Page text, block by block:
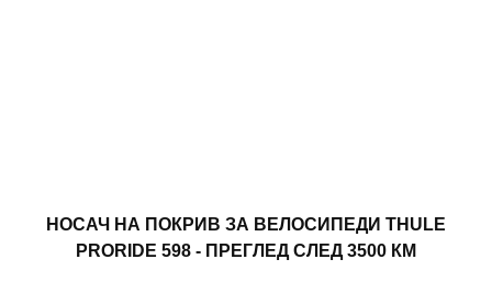
НОСАЧ НА ПОКРИВ ЗА ВЕЛОСИПЕДИ THULE
PRORIDE 598 - ПРЕГЛЕД СЛЕД 3500 КМ